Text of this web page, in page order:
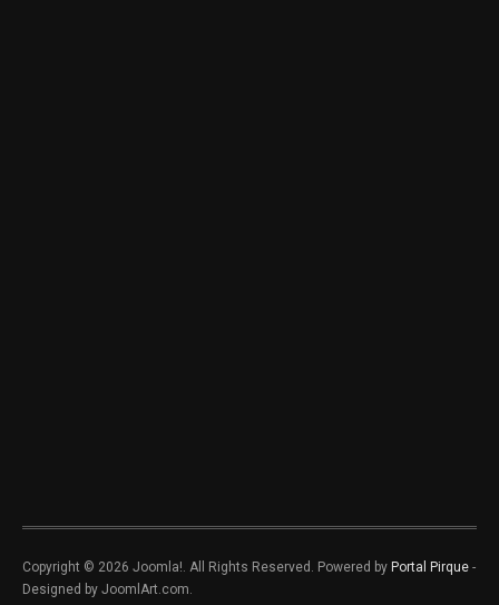
Copyright © 2026 Joomla!. All Rights Reserved. Powered by Portal Pirque -
Designed by JoomlArt.com.